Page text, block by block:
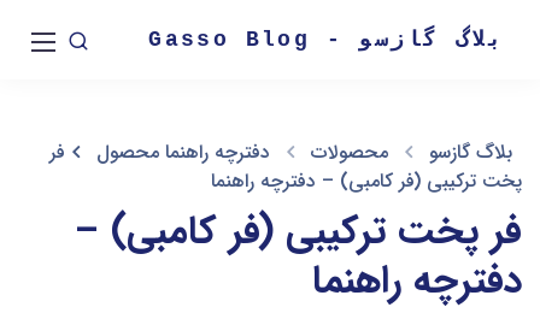
بلاگ گازسو - Gasso Blog
بلاگ گازسو محصولات دفترچه راهنما محصول
فر
پخت ترکیبی (فر کامبی) – دفترچه راهنما
فر پخت ترکیبی (فر کامبی) –
دفترچه راهنما